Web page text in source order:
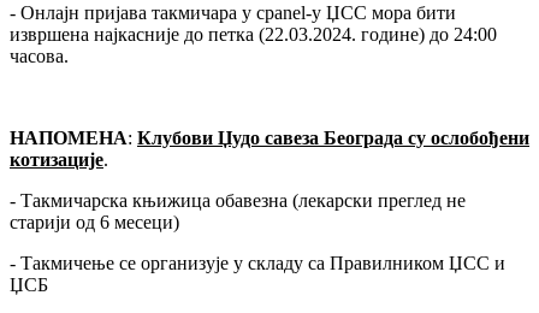
- Онлајн пријава такмичара у cpanel-у ЏСС мора бити
извршена најкасније до петка (22.03.2024. године) до 24:00
часова.
НАПОМЕНА: Клубови Џудо савеза Београда су ослобођени
котизације.
- Такмичарска књижица обавезна (лекарски преглед не
старији од 6 месеци)
- Такмичење се организује у складу са Правилником ЏСС и
ЏСБ